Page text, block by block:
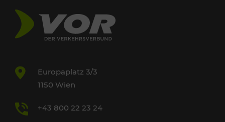
Europaplatz 3/3
1150 Wien
+43 800 22 23 24